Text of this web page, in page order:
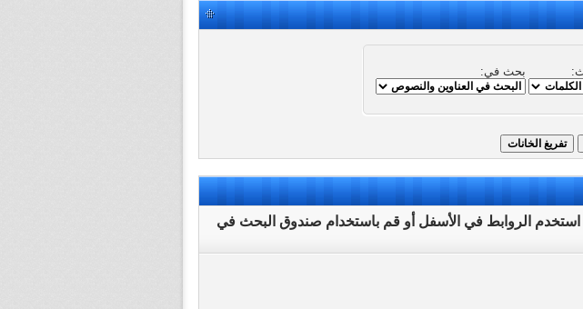
بحث في:
استخدم الروابط في الأسفل أو قم باستخدام صندوق البحث في